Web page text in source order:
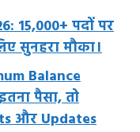
15,000+ पदों पर
सुनहरा मौका।
Balance
पैसा, तो
और Updates